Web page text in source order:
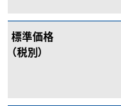
標準価格
（税別）